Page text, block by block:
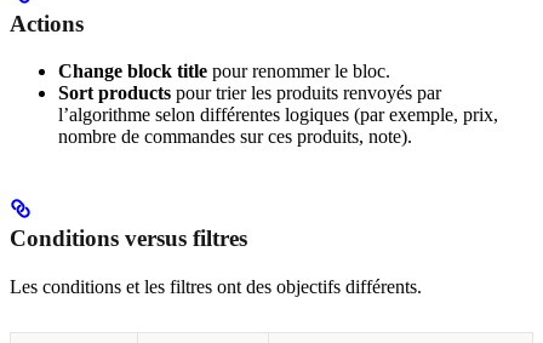
Actions
Change block title pour renommer le bloc.
Sort products pour trier les produits renvoyés par
l’algorithme selon différentes logiques (par exemple, prix,
nombre de commandes sur ces produits, note).
Conditions versus filtres
Les conditions et les filtres ont des objectifs différents.